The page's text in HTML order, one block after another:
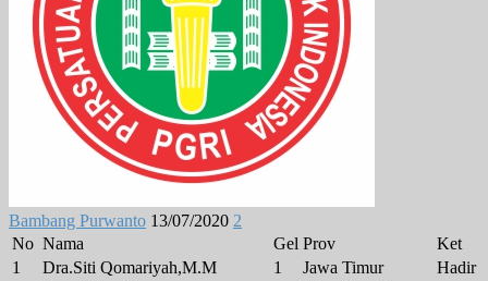
Bambang Purwanto 13/07/2020 2
No Nama Gel Prov
Ket
1
Dra.Siti Qomariyah,M.M 1 Jawa Timur
Hadir